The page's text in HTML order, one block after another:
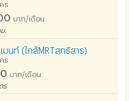
ร
บาท/เดือน
.
นท์ (ใกล้MRTสุทธิสาร)
ร
บาท/เดือน
ร